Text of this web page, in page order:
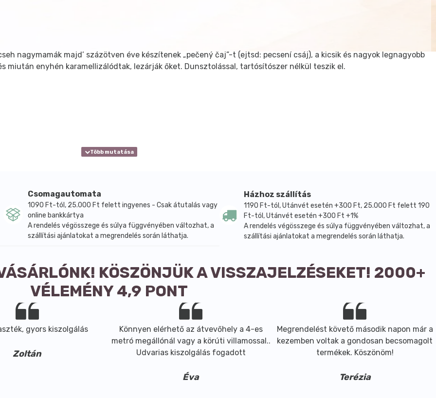
nagymamák majd’ százötven éve készítenek „pečený čaj”-t (ejtsd: pecsení csáj), a kicsik és nagyok legnagyobb
miután enyhén karamellizálódtak, lezárják őket. Dunsztolással, tartósítószer nélkül teszik el.
rendkívüli, de az első korty a legmeggyőzőbb: a friss gyömbér íze, enyhe csípőssége a hozzáadott gyümölcsökkel,
a gyömbért imádók elvárnának tőle. Felejthetetlen íz!
Csomagautomata
1090 Ft-tól, 25.000 Ft felett ingyenes - Csak átutalás vagy
online bankkártya
A rendelés végösszege és súlya függvényében változhat, a
szállítási ajánlatokat a megrendelés során láthatja.
Házhoz szállítás
1190 Ft-tól, Utánvét esetén +300 Ft, 25.000 Ft felett 190
Ft-tól, Utánvét esetén +300 Ft +1%
A rendelés végösszege és súlya függvényében változhat, a
szállítási ajánlatokat a megrendelés során láthatja.
KÖSZÖNJÜK A VISSZAJELZÉSEKET! 2000+
VÉLEMÉNY 4,9 PONT
gyors kiszolgálás
Zoltán
Könnyen elérhető az átvevőhely a 4-es
metró megállónál vagy a körúti villamossal..
Udvarias kiszolgálás fogadott
Éva
Megrendelést követő második napon már a
kezemben voltak a gondosan becsomagolt
termékek. Köszönöm!
Terézia